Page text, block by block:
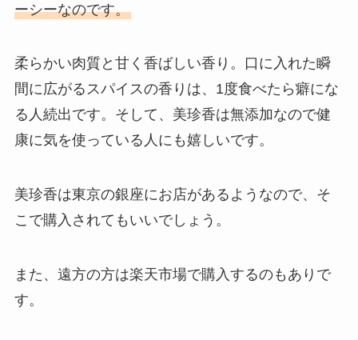
ーシーなのです。
柔らかい肉質と甘く香ばしい香り。口に入れた瞬
間に広がるスパイスの香りは、1度食べたら癖にな
る人続出です。そして、美珍香は無添加なので健
康に気を使っている人にも嬉しいです。
美珍香は東京の銀座にお店があるようなので、そ
こで購入されてもいいでしょう。
また、遠方の方は楽天市場で購入するのもありで
す。